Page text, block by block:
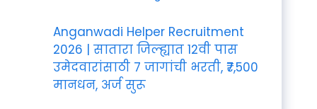
Anganwadi Helper Recruitment
2026 | सातारा जिल्ह्यात 12वी पास
उमेदवारांसाठी 7 जागांची भरती, ₹7,500
मानधन, अर्ज सुरू